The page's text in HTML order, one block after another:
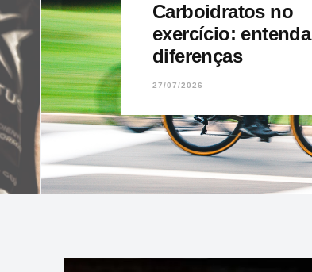
Carboidratos no
exercício:
diferenças
27/07/2026